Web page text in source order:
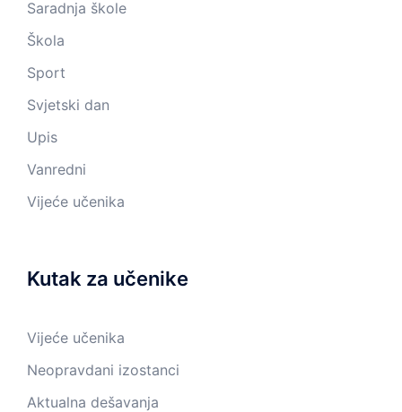
Saradnja škole
Škola
Sport
Svjetski dan
Upis
Vanredni
Vijeće učenika
Kutak za učenike
Vijeće učenika
Neopravdani izostanci
Aktualna dešavanja